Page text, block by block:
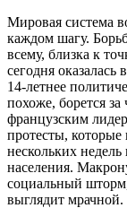
Мировая система
каждом шагу.
всему, близка к
сегодня
14-летнее
похоже, борется
французским
протесты,
нескольких
населения.
социальный
выглядит мрачной.